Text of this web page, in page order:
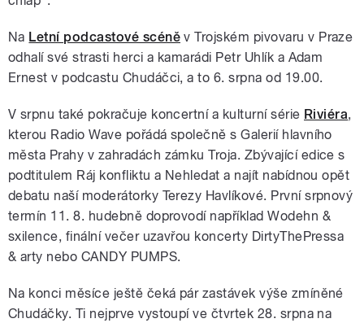
Na Letní podcastové scéně v Trojském pivovaru v Praze
odhalí své strasti herci a kamarádi Petr Uhlík a Adam
Ernest v podcastu Chudáčci, a to 6. srpna od 19.00.
V srpnu také pokračuje koncertní a kulturní série Riviéra,
kterou Radio Wave pořádá společně s Galerií hlavního
města Prahy v zahradách zámku Troja. Zbývající edice s
podtitulem Ráj konfliktu a Nehledat a najít nabídnou opět
debatu naší moderátorky Terezy Havlíkové. První srpnový
termín 11. 8. hudebně doprovodí například Wodehn &
sxilence, finální večer uzavřou koncerty DirtyThePressa
& arty nebo CANDY PUMPS.
Na konci měsíce ještě čeká pár zastávek výše zmíněné
Chudáčky. Ti nejprve vystoupí ve čtvrtek 28. srpna na